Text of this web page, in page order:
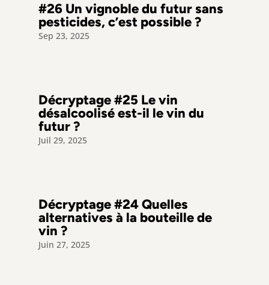
#26 Un vignoble du futur sans
pesticides, c’est possible ?
Sep 23, 2025
Décryptage #25 Le vin
désalcoolisé est-il le vin du
futur ?
Juil 29, 2025
Décryptage #24 Quelles
alternatives à la bouteille de
vin ?
Juin 27, 2025